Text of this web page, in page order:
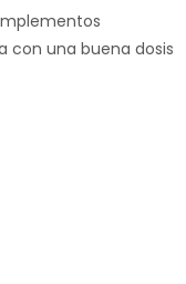
con una buena dosis